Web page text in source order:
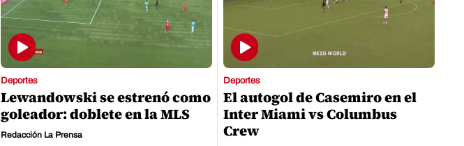
Deportes
Lewandowski se estrenó como
goleador: doblete en la MLS
Redacción La Prensa
Deportes
El autogol de Casemiro en el
Inter Miami vs Columbus
Crew